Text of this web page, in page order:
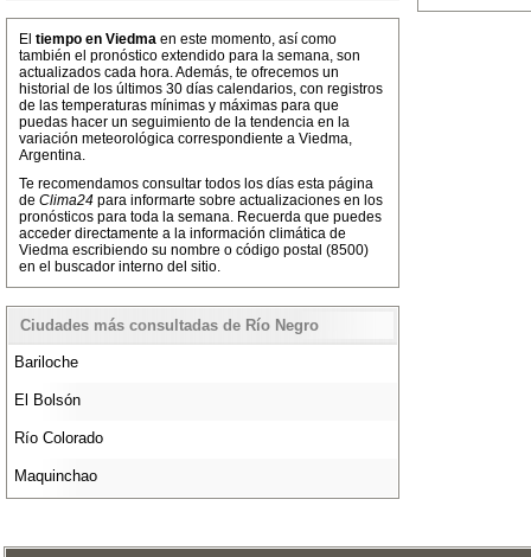
El tiempo en Viedma en este momento, así como
también el pronóstico extendido para la semana, son
actualizados cada hora. Además, te ofrecemos un
historial de los últimos 30 días calendarios, con registros
de las temperaturas mínimas y máximas para que
puedas hacer un seguimiento de la tendencia en la
variación meteorológica correspondiente a Viedma,
Argentina.
Te recomendamos consultar todos los días esta página
de Clima24 para informarte sobre actualizaciones en los
pronósticos para toda la semana. Recuerda que puedes
acceder directamente a la información climática de
Viedma escribiendo su nombre o código postal (8500)
en el buscador interno del sitio.
Ciudades más consultadas de Río Negro
Bariloche
El Bolsón
Río Colorado
Maquinchao